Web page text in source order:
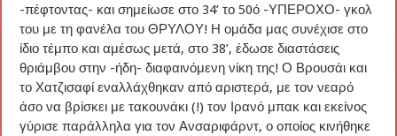
-πέφτοντας- και σημείωσε στο 34’ το 50ό -ΥΠΕΡΟΧΟ- γκολ
του με τη φανέλα του ΘΡΥΛΟΥ! Η ομάδα μας συνέχισε στο
ίδιο τέμπο και αμέσως μετά, στο 38’, έδωσε διαστάσεις
θριάμβου στην -ήδη- διαφαινόμενη νίκη της! Ο Βρουσάι και
το Χατζισαφί εναλλάχθηκαν από αριστερά, με τον νεαρό
άσο να βρίσκει με τακουνάκι (!) τον Ιρανό μπακ και εκείνος
γύρισε παράλληλα για τον Ανσαριφάρντ, ο οποίος κινήθηκε